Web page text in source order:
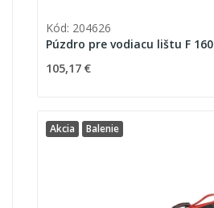
Kód: 204626
Púzdro pre vodiacu lištu F 160
105,17 €
Akcia Balenie